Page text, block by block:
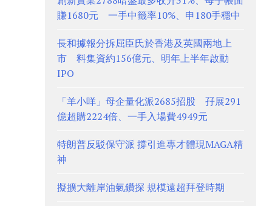
賺1680元 一手中籤率10%、申180手穩中
長和據報分拆屈臣氏於香港及英國兩地上
市 料集資約156億元、明年上半年啟動
IPO
「羊小咩」母企量化派2685招股 孖展291
億超購2224倍、一手入場費4949元
特朗普反駁保守派 撐引進專才體現MAGA精
神
擬擴大離岸油氣鑽探 規模遠超拜登時期